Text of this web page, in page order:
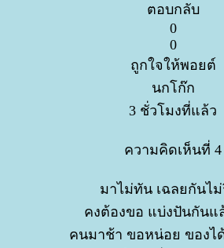
ตอบกลับ
0
0
ถูกใจให้พอยต์
นกโก๊ก
3 ชั่วโมงที่แล้ว
ความคิดเห็นที่ 4
มาไม่ทัน เฉลยกันไ
คงต้องขอ แบ่งปันกันแ
คนมาช้า ขอหน่อย ของไ